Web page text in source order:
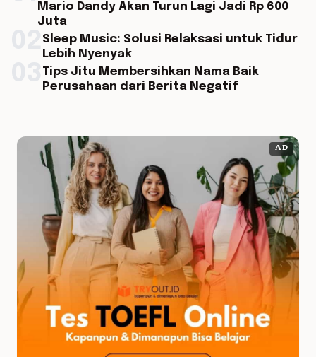
Mario Dandy Akan Turun Lagi Jadi Rp 600
Juta
Sleep Music: Solusi Relaksasi untuk Tidur
Lebih Nyenyak
Tips Jitu Membersihkan Nama Baik
Perusahaan dari Berita Negatif
AD